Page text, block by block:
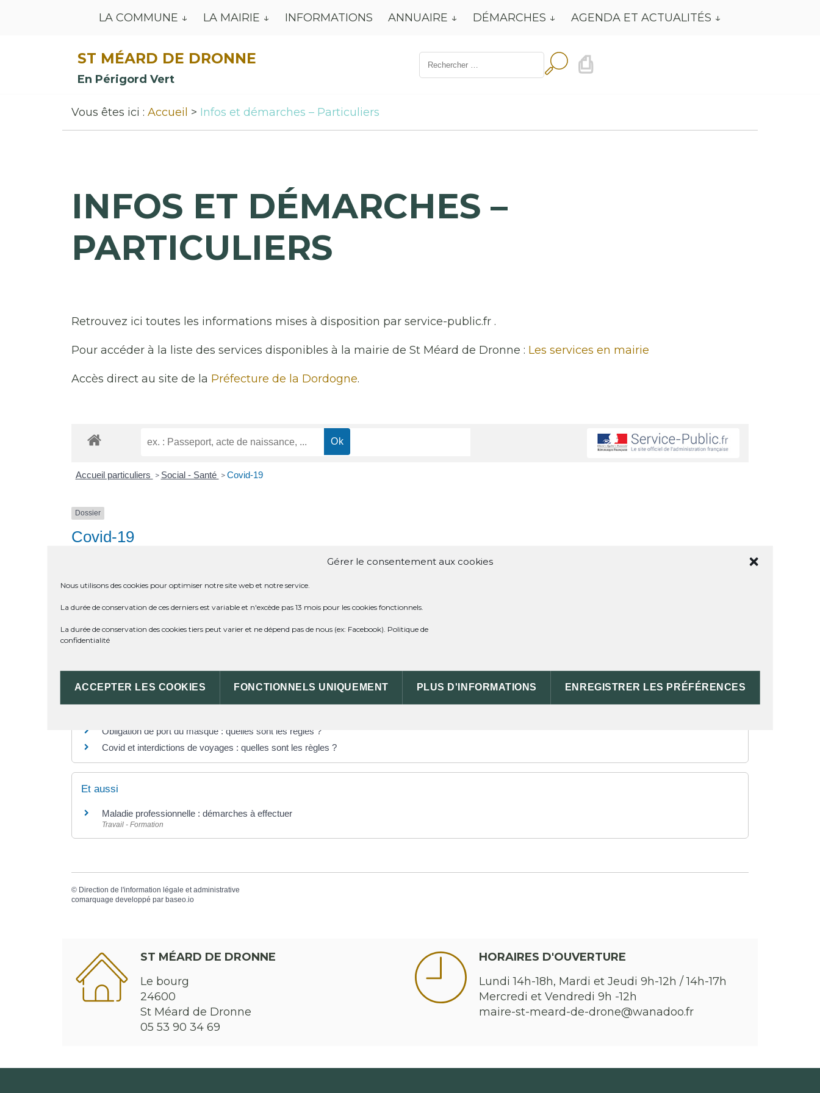
Gérer le consentement aux cookies
Nous utilisons des cookies pour optimiser notre site web et notre service.
La durée de conservation de ces derniers est variable et n'excède pas 13 mois pour les cookies fonctionnels.
La durée de conservation des cookies tiers peut varier et ne dépend pas de nous (ex: Facebook). Politique de
confidentialité
ACCEPTER LES COOKIES FONCTIONNELS UNIQUEMENT PLUS D'INFORMATIONS ENREGISTRER LES PRÉFÉRENCES
LA COMMUNE LA MAIRIE INFORMATIONS ANNUAIRE DÉMARCHES AGENDA ET ACTUALITÉS
ST MÉARD DE DRONNE
En Périgord Vert
Résultat
de
⎙
Vous êtes ici : Accueil Infos et démarches – Particuliers
INFOS ET DÉMARCHES –
PARTICULIERS
Retrouvez ici toutes les informations mises à disposition par service-public.fr .
Pour accéder à la liste des services disponibles à la mairie de St Méard de Dronne : Les services en mairie
Accès direct au site de la Préfecture de la Dordogne.
Accueil particuliers > Social - Santé > Covid-19
Dossier
Covid-19
Vérifié le 16/06/2022 - Direction de l'information légale et administrative (Première ministre)
Quelles sont les démarches si vous êtes positif ?
Travail et Covid-19 : quelles sont les règles ?
Obligation de port du masque : quelles sont les règles ?
Covid et interdictions de voyages : quelles sont les règles ?
Et aussi
Maladie professionnelle : démarches à effectuer
Travail - Formation
© Direction de l'information légale et administrative
comarquage developpé par baseo.io
ST MÉARD DE DRONNE
Le bourg
24600
St Méard de Dronne
05 53 90 34 69
HORAIRES D'OUVERTURE
Lundi 14h-18h, Mardi et Jeudi 9h-12h / 14h-17h
Mercredi et Vendredi 9h -12h
maire-st-meard-de-drone@wanadoo.fr